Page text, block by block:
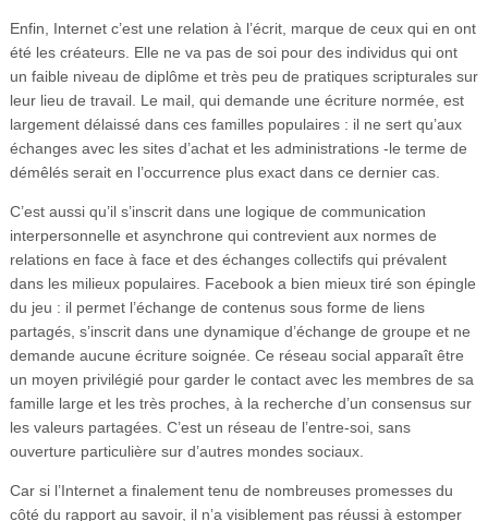
Enfin, Internet c’est une relation à l’écrit, marque de ceux qui en ont
été les créateurs. Elle ne va pas de soi pour des individus qui ont
un faible niveau de diplôme et très peu de pratiques scripturales sur
leur lieu de travail. Le mail, qui demande une écriture normée, est
largement délaissé dans ces familles populaires : il ne sert qu’aux
échanges avec les sites d’achat et les administrations -le terme de
démêlés serait en l’occurrence plus exact dans ce dernier cas.
C’est aussi qu’il s’inscrit dans une logique de communication
interpersonnelle et asynchrone qui contrevient aux normes de
relations en face à face et des échanges collectifs qui prévalent
dans les milieux populaires. Facebook a bien mieux tiré son épingle
du jeu : il permet l’échange de contenus sous forme de liens
partagés, s’inscrit dans une dynamique d’échange de groupe et ne
demande aucune écriture soignée. Ce réseau social apparaît être
un moyen privilégié pour garder le contact avec les membres de sa
famille large et les très proches, à la recherche d’un consensus sur
les valeurs partagées. C’est un réseau de l’entre-soi, sans
ouverture particulière sur d’autres mondes sociaux.
Car si l’Internet a finalement tenu de nombreuses promesses du
côté du rapport au savoir, il n’a visiblement pas réussi à estomper